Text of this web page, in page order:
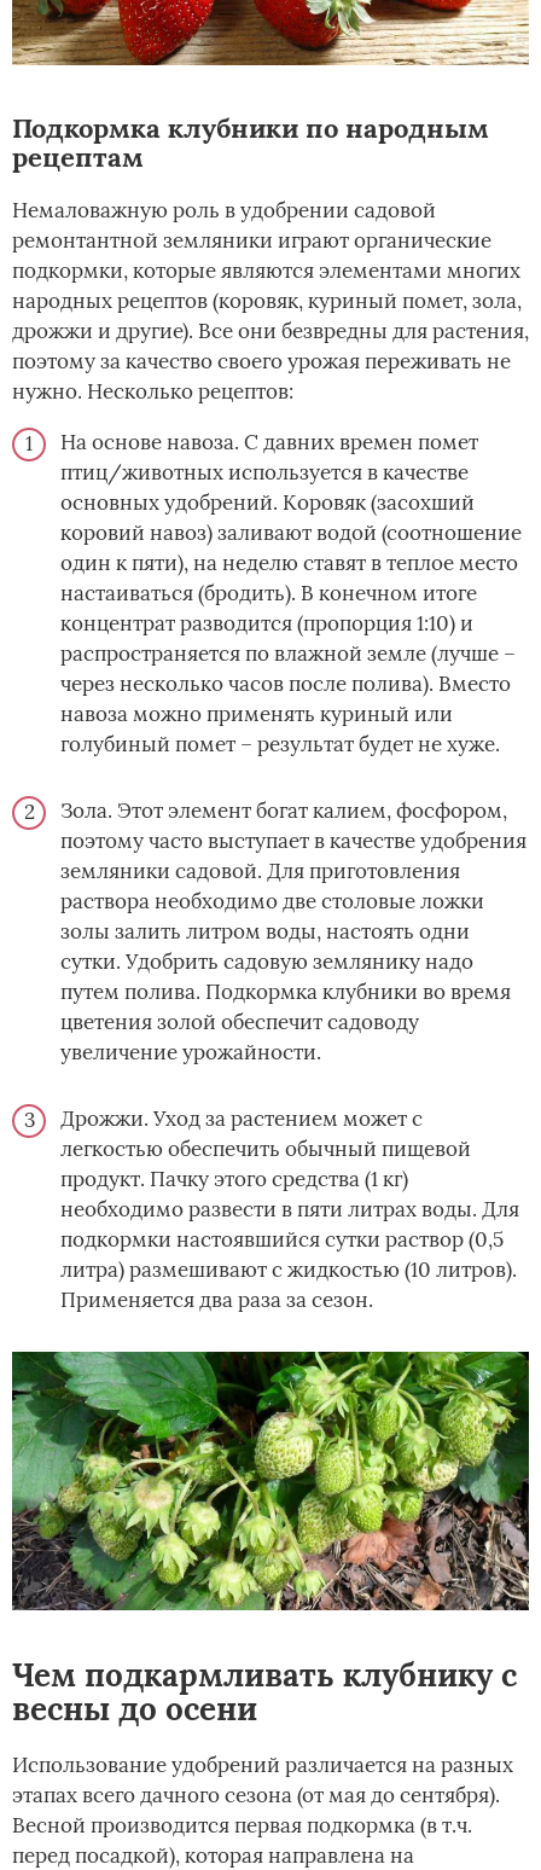
Подкормка клубники по народным
рецептам
Немаловажную роль в удобрении садовой
ремонтантной земляники играют органические
подкормки, которые являются элементами многих
народных рецептов (коровяк, куриный помет, зола,
дрожжи и другие). Все они безвредны для растения,
поэтому за качество своего урожая переживать не
нужно. Несколько рецептов:
На основе навоза. С давних времен помет
птиц/животных используется в качестве
основных удобрений. Коровяк (засохший
коровий навоз) заливают водой (соотношение
один к пяти), на неделю ставят в теплое место
настаиваться (бродить). В конечном итоге
концентрат разводится (пропорция 1:10) и
распространяется по влажной земле (лучше –
через несколько часов после полива). Вместо
навоза можно применять куриный или
голубиный помет – результат будет не хуже.
Зола. Этот элемент богат калием, фосфором,
поэтому часто выступает в качестве удобрения
земляники садовой. Для приготовления
раствора необходимо две столовые ложки
золы залить литром воды, настоять одни
сутки. Удобрить садовую землянику надо
путем полива. Подкормка клубники во время
цветения золой обеспечит садоводу
увеличение урожайности.
Дрожжи. Уход за растением может с
легкостью обеспечить обычный пищевой
продукт. Пачку этого средства (1 кг)
необходимо развести в пяти литрах воды. Для
подкормки настоявшийся сутки раствор (0,5
литра) размешивают с жидкостью (10 литров).
Применяется два раза за сезон.
Чем подкармливать клубнику с
весны до осени
Использование удобрений различается на разных
этапах всего дачного сезона (от мая до сентября).
Весной производится первая подкормка (в т.ч.
перед посадкой), которая направлена на